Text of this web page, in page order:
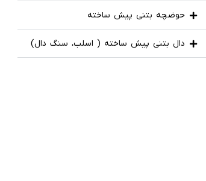
حوضچه بتنی پیش ساخته
دال بتنی پیش ساخته ( اسلب، سنگ دال)